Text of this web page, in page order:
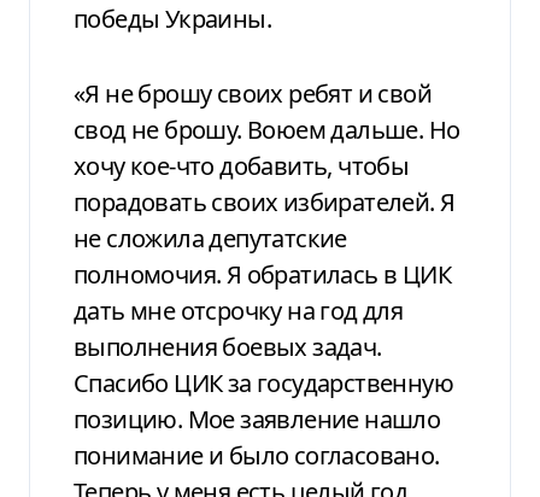
победы Украины.
«Я не брошу своих ребят и свой
свод не брошу. Воюем дальше. Но
хочу кое-что добавить, чтобы
порадовать своих избирателей. Я
не сложила депутатские
полномочия. Я обратилась в ЦИК
дать мне отсрочку на год для
выполнения боевых задач.
Спасибо ЦИК за государственную
позицию. Мое заявление нашло
понимание и было согласовано.